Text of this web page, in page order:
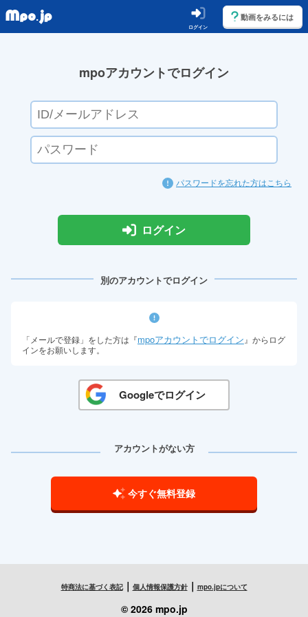
ログイン
動画をみるには
mpoアカウントでログイン
パスワードを忘れた方はこちら
ログイン
別のアカウントでログイン
「メールで登録」をした方は『mpoアカウントでログイン 』からログ
インをお願いします。
Googleでログイン
アカウントがない方
今すぐ無料登録
特商法に基づく表記｜ 個人情報保護方針｜ mpo.jpについて
© 2026 mpo.jp